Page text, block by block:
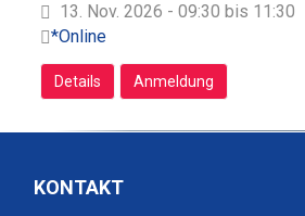
13. Nov. 2026 - 09:30 bis 11:30
*Online
Details Anmeldung
KONTAKT